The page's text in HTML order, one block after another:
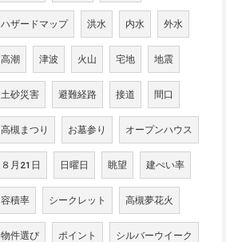
ハザードマップ 洪水 内水 外水
高潮 津波 火山 宅地 地震
土砂災害 避難経路 接道 間口
高槻まつり お墓参り オープンハウス
８月21日 日曜日 眺望 建ぺい率
容積率 シークレット 高槻夢花火
物件選び ポイント シルバーウイーク